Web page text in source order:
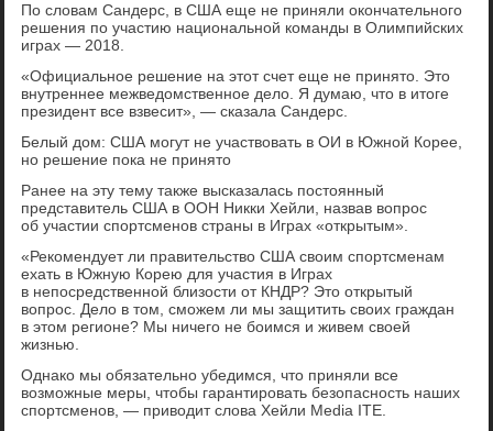
По словам Сандерс, в США еще не приняли окончательного
решения по участию национальной команды в Олимпийских
играх — 2018.
«Официальное решение на этот счет еще не принято. Это
внутреннее межведомственное дело. Я думаю, что в итоге
президент все взвесит», — сказала Сандерс.
Белый дом: США могут не участвовать в ОИ в Южной Корее,
но решение пока не принято
Ранее на эту тему также высказалась постоянный
представитель США в ООН Никки Хейли, назвав вопрос
об участии спортсменов страны в Играх «открытым».
«Рекомендует ли правительство США своим спортсменам
ехать в Южную Корею для участия в Играх
в непосредственной близости от КНДР? Это открытый
вопрос. Дело в том, сможем ли мы защитить своих граждан
в этом регионе? Мы ничего не боимся и живем своей
жизнью.
Однако мы обязательно убедимся, что приняли все
возможные меры, чтобы гарантировать безопасность наших
спортсменов, — приводит слова Хейли Media ITE.